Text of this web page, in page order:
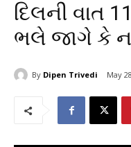
દિલની વાત
ભલે જાગે કે ન
By Dipen Trivedi May